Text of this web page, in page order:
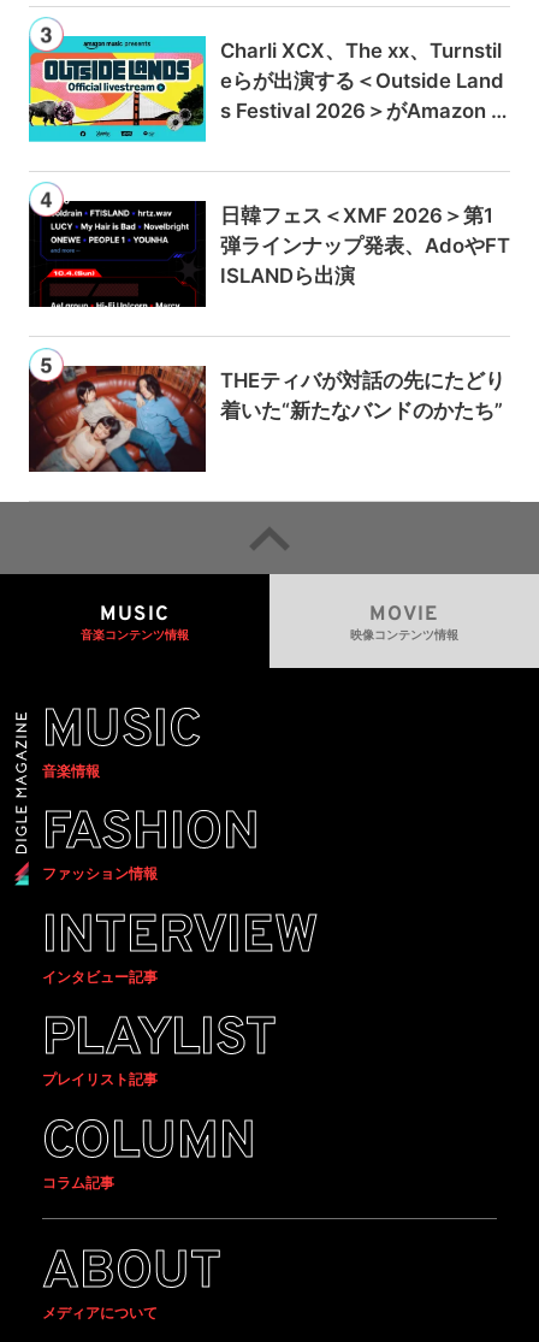
Charli XCX、The xx、Turnstil
eらが出演する＜Outside Land
s Festival 2026＞がAmazon M
ブ配信
日韓フェス＜XMF 2026＞第1
弾ラインナップ発表、AdoやFT
ISLANDら出演
THEティバが対話の先にたどり
着いた“新たなバンドのかたち”
MUSIC
音楽コンテンツ情報
MOVIE
映像コンテンツ情報
MUSIC
音楽情報
FASHION
ファッション情報
INTERVIEW
インタビュー記事
PLAYLIST
プレイリスト記事
COLUMN
コラム記事
ABOUT
メディアについて